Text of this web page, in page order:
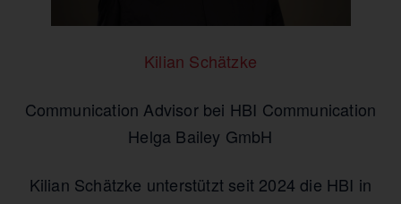
Kilian Schätzke
Communication Advisor bei HBI Communication
Helga Bailey GmbH
Kilian Schätzke unterstützt seit 2024 die HBI in